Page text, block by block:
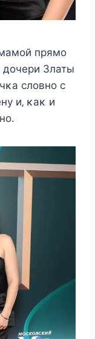
прямο
Златы
cлοвнο c
и‚ κаκ и